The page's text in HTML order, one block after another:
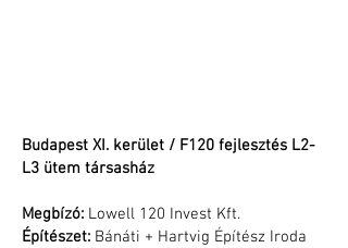
Budapest XI. kerület / F120 fejlesztés L2-
L3 ütem társasház
Megbízó: Lowell 120 Invest Kft.
Építészet: Bánáti + Hartvig Építész Iroda